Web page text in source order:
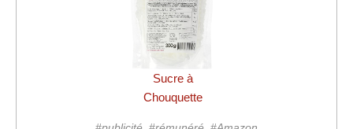
Sucre à
Chouquette